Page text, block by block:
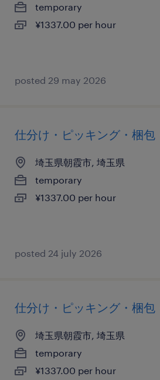
temporary
¥1337.00 per hour
posted 29 may 2026
仕分け・ピッキング・梱包
埼玉県朝霞市, 埼玉県
temporary
¥1337.00 per hour
posted 24 july 2026
仕分け・ピッキング・梱包
埼玉県朝霞市, 埼玉県
temporary
¥1337.00 per hour